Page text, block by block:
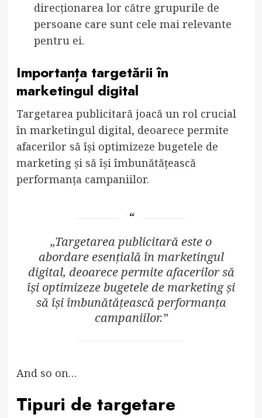
direcționarea lor către grupurile de
persoane care sunt cele mai relevante
pentru ei.
Importanța targetării în
marketingul digital
Targetarea publicitară joacă un rol crucial
în marketingul digital, deoarece permite
afacerilor să își optimizeze bugetele de
marketing și să își îmbunătățească
performanța campaniilor.
„Targetarea publicitară este o
abordare esențială în marketingul
digital, deoarece permite afacerilor să
își optimizeze bugetele de marketing și
să își îmbunătățească performanța
campaniilor.”
And so on…
Tipuri de targetare